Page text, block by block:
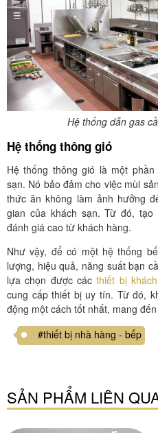
Hệ thống dẫn gas
Hệ thống thông gió
Hệ thống thông gió là một
sạn. Nó bảo đảm cho việc mùi
thức ăn không làm ảnh hưởng
gian của khách sạn. Từ đó,
đánh giá cao từ khách hàng.
Như vậy, để có một hệ thống
lượng, hiệu quả, năng suất bạn
lựa chọn được cácthiết bị
cung cấp thiết bị uy tín. Từ đó,
động một cách tốt nhất, mang
#thiết bị nhà hàng - bếp
SẢN PHẨM LIÊN